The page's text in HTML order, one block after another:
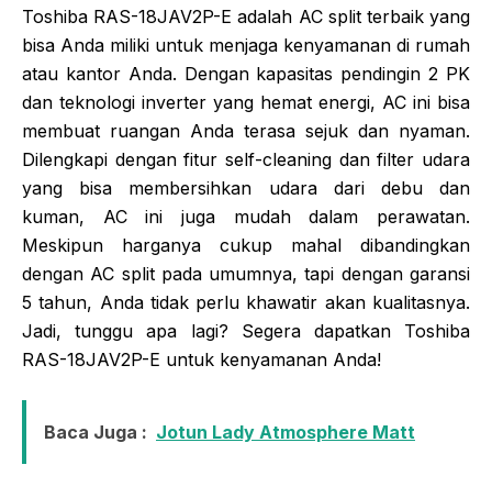
Toshiba RAS-18JAV2P-E adalah AC split terbaik yang
bisa Anda miliki untuk menjaga kenyamanan di rumah
atau kantor Anda. Dengan kapasitas pendingin 2 PK
dan teknologi inverter yang hemat energi, AC ini bisa
membuat ruangan Anda terasa sejuk dan nyaman.
Dilengkapi dengan fitur self-cleaning dan filter udara
yang bisa membersihkan udara dari debu dan
kuman, AC ini juga mudah dalam perawatan.
Meskipun harganya cukup mahal dibandingkan
dengan AC split pada umumnya, tapi dengan garansi
5 tahun, Anda tidak perlu khawatir akan kualitasnya.
Jadi, tunggu apa lagi? Segera dapatkan Toshiba
RAS-18JAV2P-E untuk kenyamanan Anda!
Baca Juga : Jotun Lady Atmosphere Matt